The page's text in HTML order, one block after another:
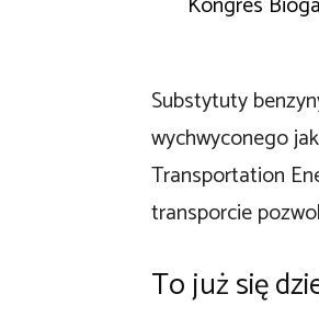
Substytuty
wychwyconego
Transportation
transporcie
To już się